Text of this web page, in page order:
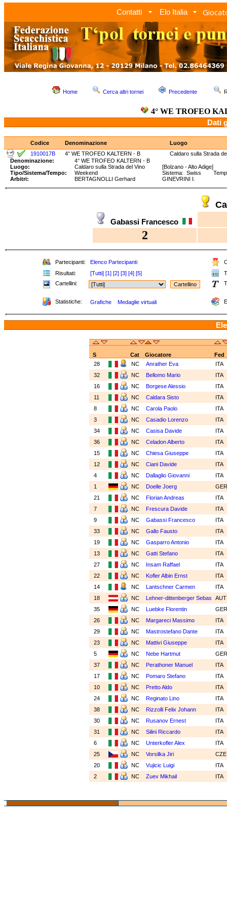
Contatti Elo Italia
Home Cerca altri tornei Precedente
4° WE TROFEO
Dati
Codice Denominazione
Luogo
1910017B
4° WE TROFEO KALTERN - B
Caldaro sulla Strada
Denominazione:
4° WE TROFEO KALTERN - B
Luogo:
Caldaro sulla Strada del Vino
[Bolzano - Alto Adige]
Tipo/Sistema/Tempo:
Weekend
Sistema: Swiss
Arbitri:
BERTAGNOLLI Gerhard GINEVRINI I.
Gabassi Francesco
2
Partecipanti: Elenco Partecipanti
Risultati:
[Tutti] [1] [2] [3] [4] [5]
Cartellini:
Statistiche: Grafiche Medaglie virtuali
S Cat Giocatore
Fed
28
NC Anrather Eva
ITA
32
NC Bellomo Mario
ITA
16
NC Borgese Alessio
ITA
11
NC Caldara Sisto
ITA
8
NC Carola Paolo
ITA
3
NC Casadio Lorenzo
ITA
34
NC Casisa Davide
ITA
36
NC Celadon Alberto
ITA
15
NC Chiesa Giuseppe
ITA
12
NC Ciani Davide
ITA
4
NC Dallaglio Giovanni
ITA
1
NC Doelle Joerg
21
NC Florian Andreas
ITA
7
NC Frescura Davide
ITA
9
NC Gabassi Francesco
ITA
33
NC Gallo Fausto
ITA
19
NC Gasparro Antonio
ITA
13
NC Gatti Stefano
ITA
27
NC Insam Raffael
ITA
22
NC Kofler Albin Ernst
ITA
14
NC Lantschner Carmen
ITA
18
NC Lehner-dittenberger Sebas
35
NC Luebke Florentin
26
NC Margareci Massimo
ITA
29
NC Mastrostefano Dante
ITA
23
NC Mattivi Giuseppe
ITA
5
NC Nebe Hartmut
37
NC Perathoner Manuel
ITA
17
NC Pomaro Stefano
ITA
10
NC Pretto Aldo
ITA
24
NC Reginato Lino
ITA
38
NC Rizzolli Felix Johann
ITA
30
NC Rusanov Ernest
ITA
31
NC Silini Riccardo
ITA
6
NC Unterkofler Alex
ITA
25
NC Vorsilka Jiri
20
NC Vujicic Luigi
ITA
2
NC Zuev Mikhail ITA